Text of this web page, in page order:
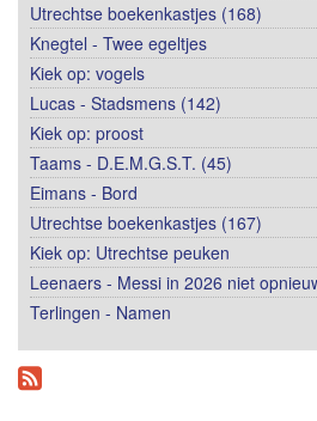
Utrechtse boekenkastjes (168)
Knegtel - Twee egeltjes
Kiek op: vogels
Lucas - Stadsmens (142)
Kiek op: proost
Taams - D.E.M.G.S.T. (45)
Eimans - Bord
Utrechtse boekenkastjes (167)
Kiek op: Utrechtse peuken
Leenaers - Messi in 2026 niet
Terlingen - Namen